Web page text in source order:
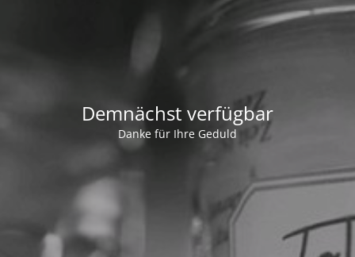
Demnächst verfügbar
Danke für Ihre Geduld